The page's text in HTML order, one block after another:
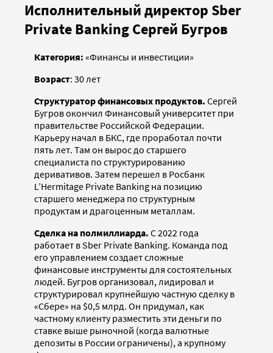
Исполнительный директор Sber
Private Banking Сергей Бугров
Категория: «Финансы и инвестиции»
Возраст: 30 лет
Структуратор финансовых продуктов. Сергей
Бугров окончил Финансовый университет при
правительстве Российской Федерации.
Карьеру начал в БКС, где проработал почти
пять лет. Там он вырос до старшего
специалиста по структурированию
деривативов. Затем перешел в Росбанк
L’Hermitage Private Banking на позицию
старшего менеджера по структурным
продуктам и драгоценным металлам.
Сделка на полмиллиарда. С 2022 года
работает в Sber Private Banking. Команда под
его управлением создает сложные
финансовые инструменты для состоятельных
людей. Бугров организовал, лидировал и
структурировал крупнейшую частную сделку в
«Сбере» на $0,5 млрд. Он придумал, как
частному клиенту разместить эти деньги по
ставке выше рыночной (когда валютные
депозиты в России ограничены), а крупному